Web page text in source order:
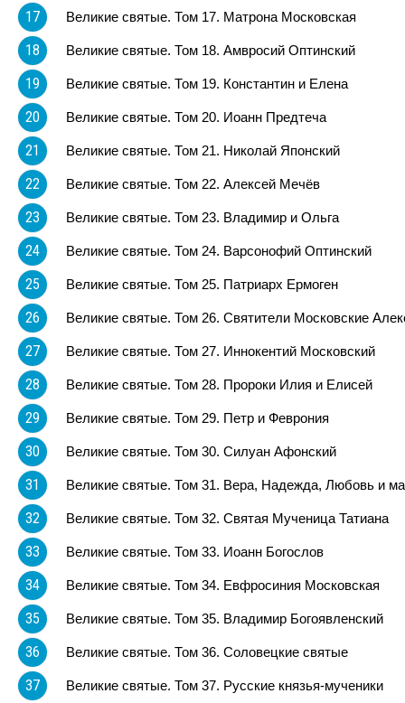
17 Великие святые. Том 17. Матрона Московская
18 Великие святые. Том 18. Амвросий Оптинский
19 Великие святые. Том 19. Константин и Елена
20 Великие святые. Том 20. Иоанн Предтеча
21 Великие святые. Том 21. Николай Японский
22 Великие святые. Том 22. Алексей Мечёв
23 Великие святые. Том 23. Владимир и Ольга
24 Великие святые. Том 24. Варсонофий Оптинский
25 Великие святые. Том 25. Патриарх Ермоген
26 Великие святые. Том 26. Святители Московские
27 Великие святые. Том 27. Иннокентий Московский
28 Великие святые. Том 28. Пророки Илия и Елисей
29 Великие святые. Том 29. Петр и Феврония
30 Великие святые. Том 30. Силуан Афонский
31 Великие святые. Том 31. Вера, Надежда, Любовь и
32 Великие святые. Том 32. Святая Мученица Татиана
33 Великие святые. Том 33. Иоанн Богослов
34 Великие святые. Том 34. Евфросиния Московская
35 Великие святые. Том 35. Владимир Богоявленский
36 Великие святые. Том 36. Соловецкие святые
37 Великие святые. Том 37. Русские князья-мученики